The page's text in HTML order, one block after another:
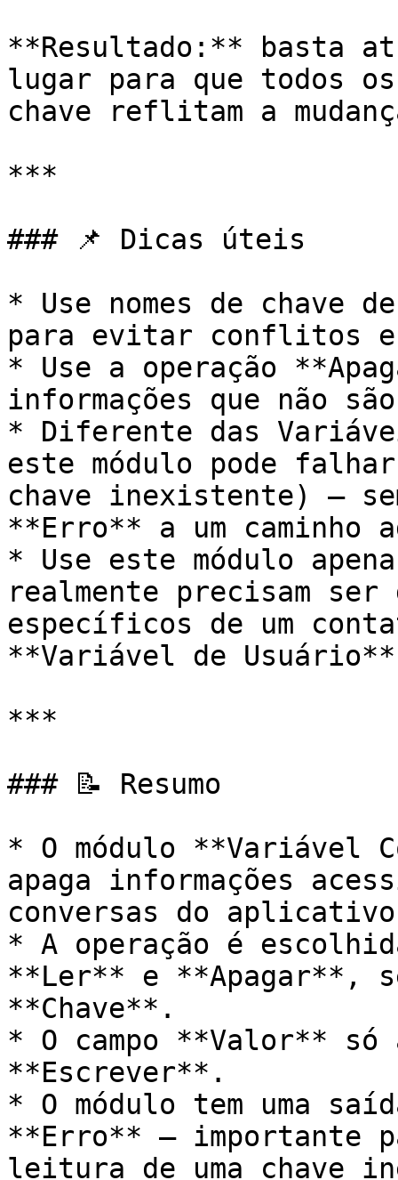
**Resultado:** basta
lugar para que todos
chave reflitam a
***
### 📌 Dicas úteis
* Use nomes de chave
para evitar conflitos
* Use a operação
informações que não
* Diferente das
este módulo pode
chave inexistente) —
**Erro** a um caminho
* Use este módulo
realmente precisam
específicos de um
**Variável de
***
### 📝 Resumo
* O módulo **Variável
apaga informações
conversas do
* A operação é
**Ler** e **Apagar**,
**Chave**.
* O campo **Valor** só
**Escrever**.
* O módulo tem uma
**Erro** — importante